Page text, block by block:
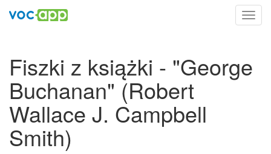
Fiszki z książki - "George
Buchanan" (Robert
Wallace J. Campbell
Smith)